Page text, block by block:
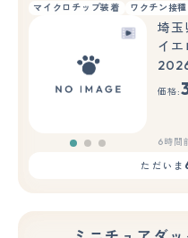
マイクロチップ装着 ワクチン接種
埼玉
イエ
価格:
6時間
ただいま